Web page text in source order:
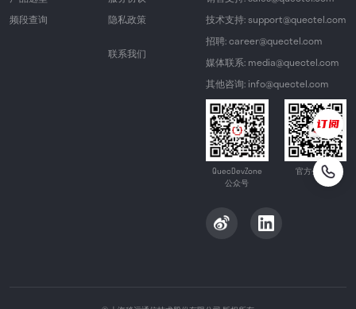
频段查询
隐私政策
联系我们
技术支持: support@quectel.com
招聘: career@quectel.com
媒体联系: media@quectel.com
其他咨询: info@quectel.com
QuecDevZone
公众号
官方公众号